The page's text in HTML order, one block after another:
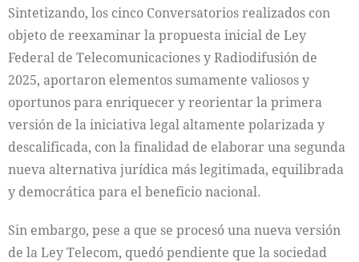
Sintetizando, los cinco Conversatorios realizados con
objeto de reexaminar la propuesta inicial de Ley
Federal de Telecomunicaciones y Radiodifusión de
2025, aportaron elementos sumamente valiosos y
oportunos para enriquecer y reorientar la primera
versión de la iniciativa legal altamente polarizada y
descalificada, con la finalidad de elaborar una segunda
nueva alternativa jurídica más legitimada, equilibrada
y democrática para el beneficio nacional.
Sin embargo, pese a que se procesó una nueva versión
de la Ley Telecom, quedó pendiente que la sociedad